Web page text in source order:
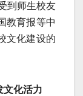
到师生校友
教育报等中
文化建设的
文化活力